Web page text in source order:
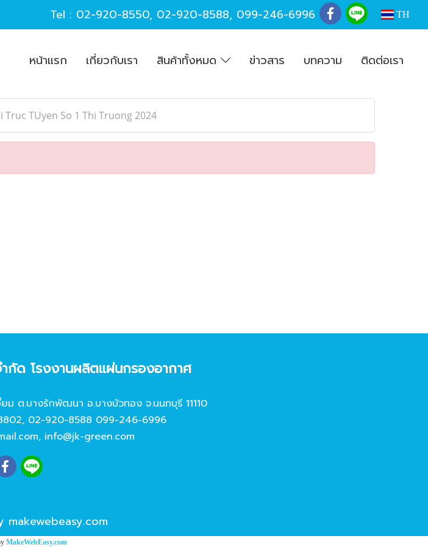
Tel : 02-920-8550, 02-920-8588, 099-246-6996 TH
หน้าแรก เกี่ยวกับเรา สินค้าทั้งหมด ข่าวสาร บทความ ติดต่อเรา
Truc TUyen So 1 Thi Truong 2024
กัด โรงงานผลิตแผ่นกรองอากาศ
ต.บางรักพัฒนา อ.บางบัวทอง จ.นนทบุรี 11110
, 02-920-8588 099-246-6996
, info@jk-green.com
MakeWebEasy.com